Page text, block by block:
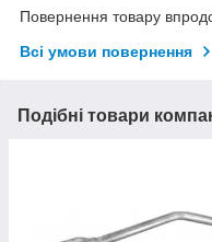
Повернення товару
Всі умови повернення
Подібні товари